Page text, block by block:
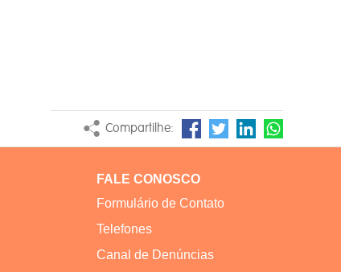
Compartilhe:
FALE CONOSCO
Formulário de Contato
Telefones
Canal de Denúncias